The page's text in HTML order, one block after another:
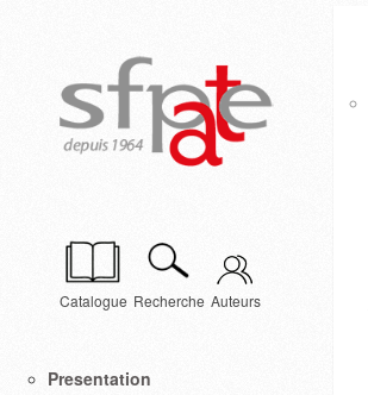
Catalogue Recherche Auteurs
Presentation